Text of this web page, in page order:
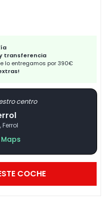
transferencia
lo entregamos por 390€
centro
Ferrol
COCHE